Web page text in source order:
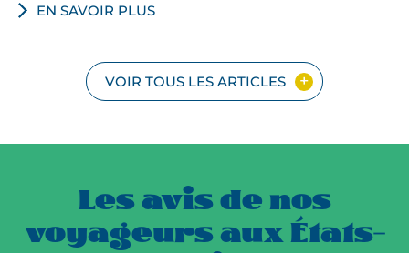
EN SAVOIR PLUS
VOIR TOUS LES ARTICLES
Les avis de nos
voyageurs aux États-